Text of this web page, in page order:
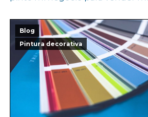
Blog
Pintura decorativa